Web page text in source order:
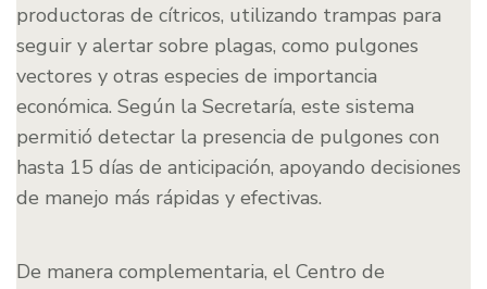
productoras de cítricos, utilizando trampas para
seguir y alertar sobre plagas, como pulgones
vectores y otras especies de importancia
económica. Según la Secretaría, este sistema
permitió detectar la presencia de pulgones con
hasta 15 días de anticipación, apoyando decisiones
de manejo más rápidas y efectivas.
De manera complementaria, el Centro de